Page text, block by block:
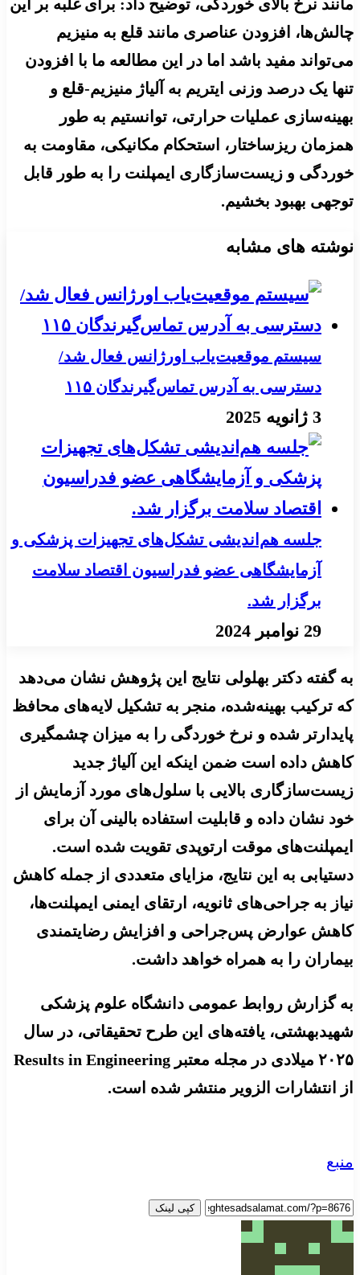
مانند نرخ بالای خوردگی، توضیح داد: برای غلبه بر این
چالش‌ها، افزودن عناصری مانند قلع به منیزیم
می‌تواند مفید باشد اما در این مطالعه ما با افزودن
تنها یک درصد وزنی ایتریم به آلیاژ منیزیم-قلع و
بهینه‌سازی عملیات حرارتی، توانستیم به طور
همزمان ریزساختار، استحکام مکانیکی، مقاومت به
خوردگی و زیست‌سازگاری ایمپلنت را به طور قابل
توجهی بهبود بخشیم.
نوشته های مشابه
سیستم موقعیت‌یاب اورژانس فعال شد/
دسترسی به آدرس تماس‌گیرندگان ۱۱۵
3 ژانویه 2025
جلسه هم‌اندیشی تشکل‌های تجهیزات پزشکی و
آزمایشگاهی عضو فدراسیون اقتصاد سلامت
برگزار شد.
29 نوامبر 2024
به گفته دکتر بهلولی نتایج این پژوهش نشان می‌دهد
که ترکیب بهینه‌شده، منجر به تشکیل لایه‌های محافظ
پایدارتر شده و نرخ خوردگی را به میزان چشمگیری
کاهش داده است ضمن اینکه این آلیاژ جدید
زیست‌سازگاری بالایی با سلول‌های مورد آزمایش از
خود نشان داده و قابلیت استفاده بالینی آن برای
ایمپلنت‌های موقت ارتوپدی تقویت شده است.
دستیابی به این نتایج، مزایای متعددی از جمله کاهش
نیاز به جراحی‌های ثانویه، ارتقای ایمنی ایمپلنت‌ها،
کاهش عوارض پس‌جراحی و افزایش رضایتمندی
بیماران را به همراه خواهد داشت.
به گزارش روابط عمومی دانشگاه علوم پزشکی
شهیدبهشتی، یافته‌های این طرح تحقیقاتی، در سال
۲۰۲۵ میلادی در مجله معتبر Results in Engineering
از انتشارات الزویر منتشر شده است.
منبع
کپی لینک